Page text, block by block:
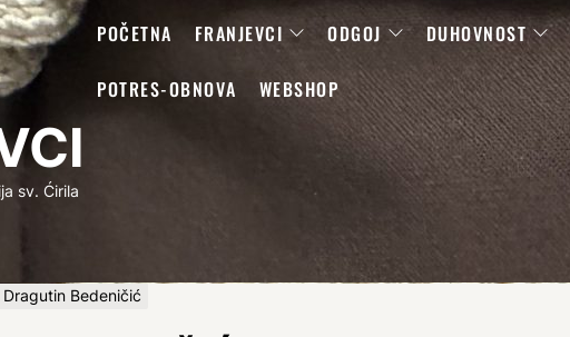
sv. Ćirila
POČETNA FRANJEVCI ODGOJ DUHOVNOST
POTRES-OBNOVA WEBSHOP
Bedeničić